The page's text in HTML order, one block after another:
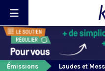
Émissions
Laudes et